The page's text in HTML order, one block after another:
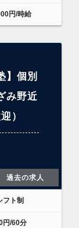
円/時給
】個別
み野近
）
過去の求人
フト制
円/60分